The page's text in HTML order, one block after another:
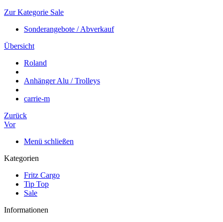
Zur Kategorie Sale
Sonderangebote / Abverkauf
Übersicht
Roland
Anhänger Alu / Trolleys
carrie-m
Zurück
Vor
Menü schließen
Kategorien
Fritz Cargo
Tip Top
Sale
Informationen